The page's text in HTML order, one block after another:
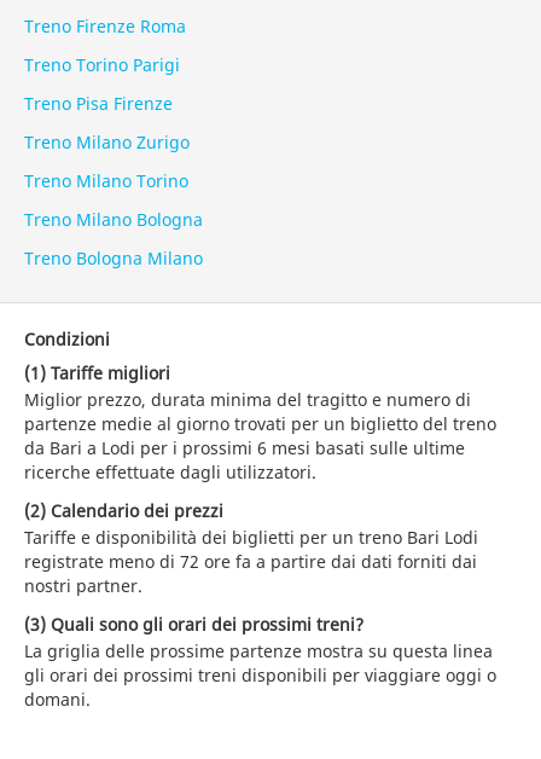
Treno Firenze Roma
Treno Torino Parigi
Treno Pisa Firenze
Treno Milano Zurigo
Treno Milano Torino
Treno Milano Bologna
Treno Bologna Milano
Condizioni
(1) Tariffe migliori
Miglior prezzo, durata minima del tragitto e numero di
partenze medie al giorno trovati per un biglietto del treno
da Bari a Lodi per i prossimi 6 mesi basati sulle ultime
ricerche effettuate dagli utilizzatori.
(2) Calendario dei prezzi
Tariffe e disponibilità dei biglietti per un treno Bari Lodi
registrate meno di 72 ore fa a partire dai dati forniti dai
nostri partner.
(3) Quali sono gli orari dei prossimi treni?
La griglia delle prossime partenze mostra su questa linea
gli orari dei prossimi treni disponibili per viaggiare oggi o
domani.